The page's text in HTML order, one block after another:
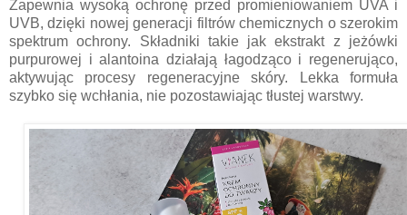
Zapewnia wysoką ochronę przed promieniowaniem UVA i
UVB, dzięki nowej generacji filtrów chemicznych o szerokim
spektrum ochrony. Składniki takie jak ekstrakt z jeżówki
purpurowej i alantoina działają łagodząco i regenerująco,
aktywując procesy regeneracyjne skóry. Lekka formuła
szybko się wchłania, nie pozostawiając tłustej warstwy.